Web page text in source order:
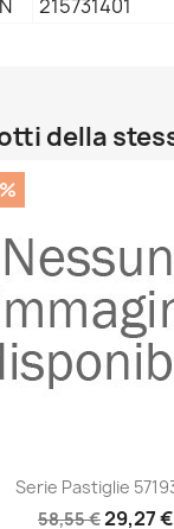
215731401
della
Serie Pastiglie
58,55 €29,27 €